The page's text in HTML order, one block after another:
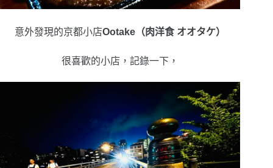
意外發現的京都小店Ootake（肉洋食 オオタケ）
很喜歡的小店，記錄一下，